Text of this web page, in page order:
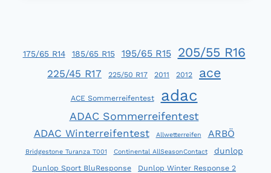
175/65 R14 185/65 R15 195/65 R15 205/55 R16
225/45 R17 225/50 R17 2011 2012 ace
ACE Sommerreifentest adac
ADAC Sommerreifentest
ADAC Winterreifentest Allwetterreifen ARBÖ
Bridgestone Turanza T001 Continental AllSeasonContact dunlop
Dunlop Sport BluResponse
Dunlop Winter Response 2